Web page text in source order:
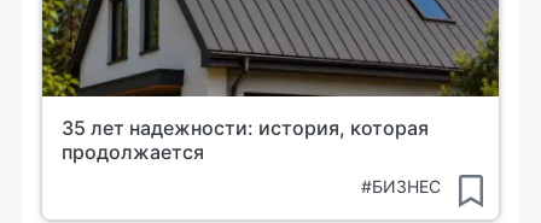
35 лет надежности: история, которая
продолжается
#БИЗНЕС